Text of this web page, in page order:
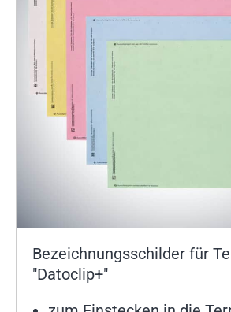
Bezeichnungsschilder für
"Datoclip+"